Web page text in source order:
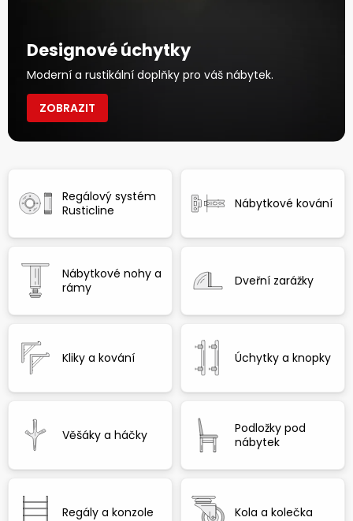
Designové úchytky
Moderní a rustikální doplňky pro váš nábytek.
ZOBRAZIT
Regálový systém
Rusticline
Nábytkové kování
Nábytkové nohy a
rámy
Dveřní zarážky
Kliky a kování Úchytky a knopky
Věšáky a háčky
Podložky pod
nábytek
Regály a konzole Kola a kolečka